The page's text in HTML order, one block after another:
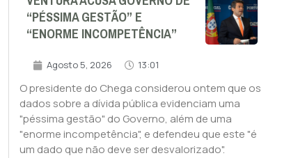
“PÉSSIMA GESTÃO” E
“ENORME INCOMPETÊNCIA”
Agosto 5, 2026 13:01
O presidente do Chega considerou ontem que os
dados sobre a dívida pública evidenciam uma
"péssima gestão" do Governo, além de uma
"enorme incompetência", e defendeu que este "é
um dado que não deve ser desvalorizado".